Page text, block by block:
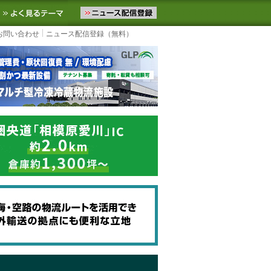
ースをお届けします。物流ニュースメール配信を登録する
お気に入りに追加 よく見るテーマ
問い合わせ ニュース配信登録（無料）